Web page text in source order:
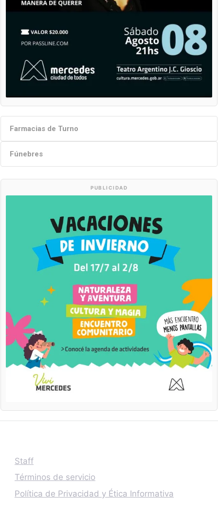
Farmacias de Turno
Fúnebres
PUBLICIDAD
Staff
Términos de servicio
Política de Privacidad y Ética Informativa